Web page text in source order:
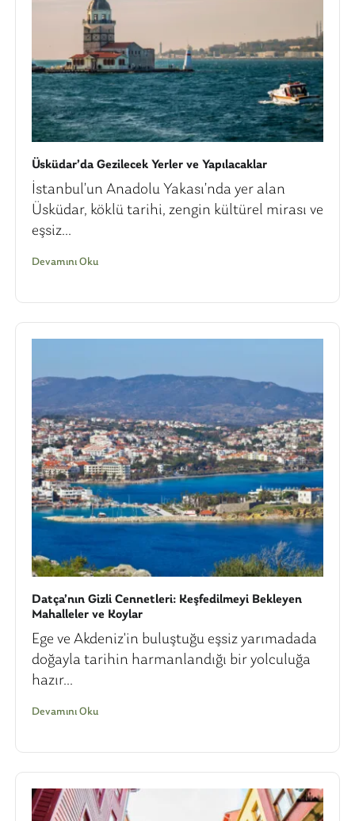
Üsküdar’da Gezilecek Yerler ve Yapılacaklar
İstanbul’un Anadolu Yakası’nda yer alan
Üsküdar, köklü tarihi, zengin kültürel mirası ve
eşsiz...
Devamını Oku
Datça’nın Gizli Cennetleri: Keşfedilmeyi Bekleyen
Mahalleler ve Koylar
Ege ve Akdeniz'in buluştuğu eşsiz yarımadada
doğayla tarihin harmanlandığı bir yolculuğa
hazır...
Devamını Oku